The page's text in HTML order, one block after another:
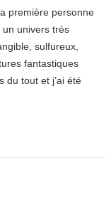
première personne
univers très
sulfureux,
fantastiques
du tout et j’ai été